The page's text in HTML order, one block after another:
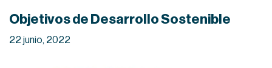
Objetivos de Desarrollo Sostenible
22 junio, 2022